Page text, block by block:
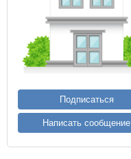
Подписаться
Написать сообщение